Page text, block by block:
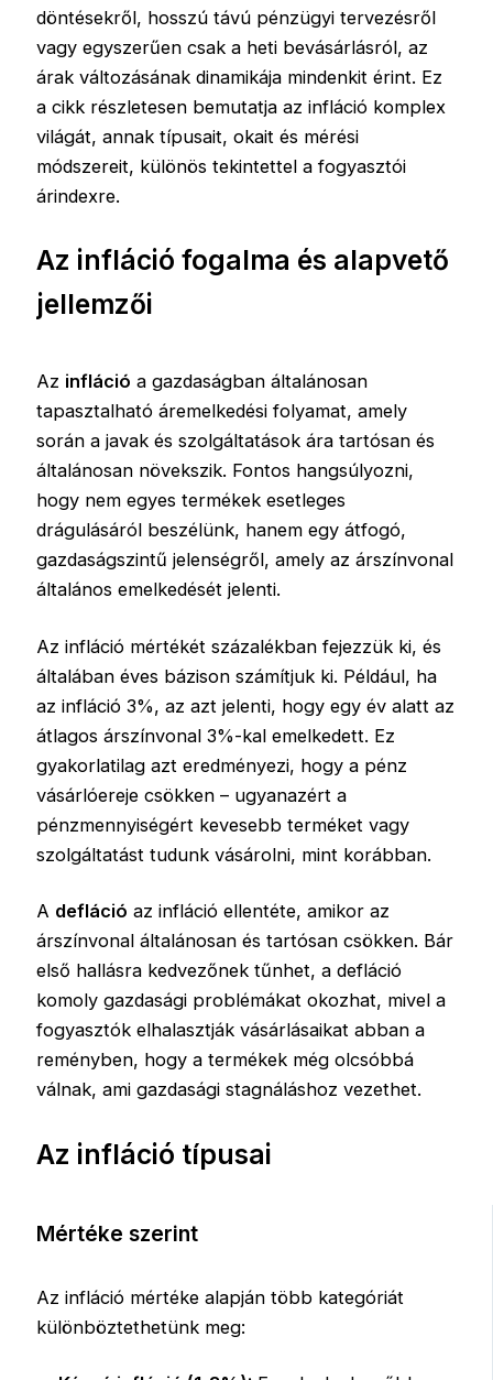
döntésekről, hosszú távú pénzügyi tervezésről
vagy egyszerűen csak a heti bevásárlásról, az
árak változásának dinamikája mindenkit érint. Ez
a cikk részletesen bemutatja az infláció komplex
világát, annak típusait, okait és mérési
módszereit, különös tekintettel a fogyasztói
árindexre.
Az infláció fogalma és alapvető
jellemzői
Az infláció a gazdaságban általánosan
tapasztalható áremelkedési folyamat, amely
során a javak és szolgáltatások ára tartósan és
általánosan növekszik. Fontos hangsúlyozni,
hogy nem egyes termékek esetleges
drágulásáról beszélünk, hanem egy átfogó,
gazdaságszintű jelenségről, amely az árszínvonal
általános emelkedését jelenti.
Az infláció mértékét százalékban fejezzük ki, és
általában éves bázison számítjuk ki. Például, ha
az infláció 3%, az azt jelenti, hogy egy év alatt az
átlagos árszínvonal 3%-kal emelkedett. Ez
gyakorlatilag azt eredményezi, hogy a pénz
vásárlóereje csökken – ugyanazért a
pénzmennyiségért kevesebb terméket vagy
szolgáltatást tudunk vásárolni, mint korábban.
A defláció az infláció ellentéte, amikor az
árszínvonal általánosan és tartósan csökken. Bár
első hallásra kedvezőnek tűnhet, a defláció
komoly gazdasági problémákat okozhat, mivel a
fogyasztók elhalasztják vásárlásaikat abban a
reményben, hogy a termékek még olcsóbbá
válnak, ami gazdasági stagnáláshoz vezethet.
Az infláció típusai
Mértéke szerint
Az infláció mértéke alapján több kategóriát
különböztethetünk meg: